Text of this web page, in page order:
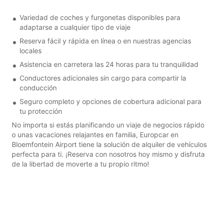
Variedad de coches y furgonetas disponibles para
adaptarse a cualquier tipo de viaje
Reserva fácil y rápida en línea o en nuestras agencias
locales
Asistencia en carretera las 24 horas para tu tranquilidad
Conductores adicionales sin cargo para compartir la
conducción
Seguro completo y opciones de cobertura adicional para
tu protección
No importa si estás planificando un viaje de negocios rápido
o unas vacaciones relajantes en familia, Europcar en
Bloemfontein Airport tiene la solución de alquiler de vehículos
perfecta para ti. ¡Reserva con nosotros hoy mismo y disfruta
de la libertad de moverte a tu propio ritmo!